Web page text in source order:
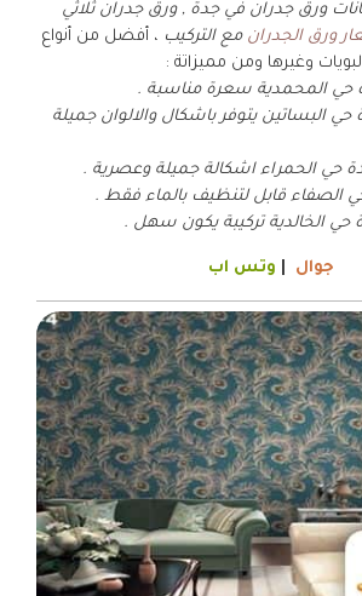
ورق جدران في جدة , ورق جدران ثلاثي
ورق الجدران مع التركيب ، أفضل من أنواع
وغيرها ومن مميزاتة :
البساتين يتوفر باشكال والالوان جميلة
جوال وتس اب